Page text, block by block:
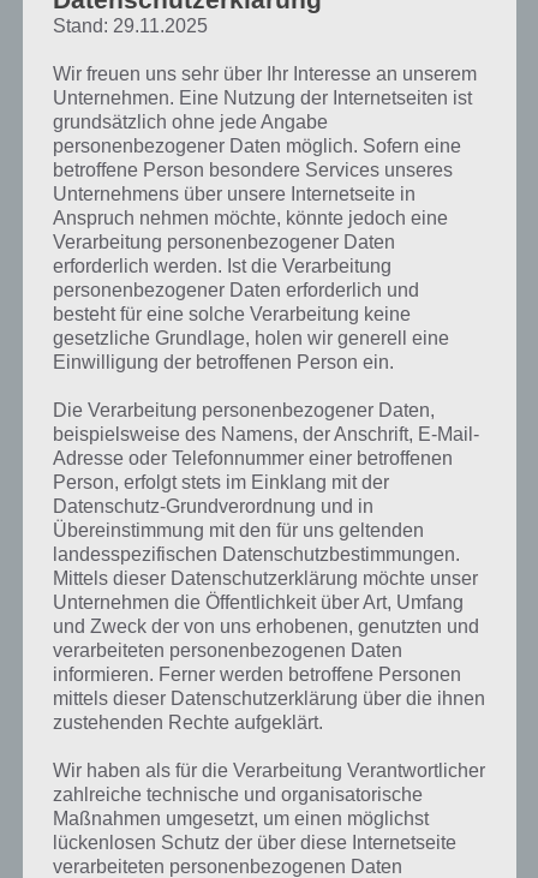
Codycross Lösung Gruppe 20 – Rätsel 3
Gruppe 20 – Rätsel 3 – Aufgaben Lösung
Deutscher Begriff für Make-up SCHMINKE
Gerät zum Steuern von Computerspielen JOYSTICK
Große Vielfalt Palette SPEKTRUM
Durcheinander Kuddelmuddel
Straßensperre bei Demonstrationen BLOCKADE
Hauptfigur und Erzähler in How i Met Your
Mother)
Meeressäugetier mit schnabelförmiger
Schnauze
ENTENWAL
Sprachwissenschaftlicher Begriff Tempus ZEITFORM
Actionheld und Kung-Fu-Kämpfer (1940-1973)
Große Fasstrommel aus Ghana KPANLOGO
Comics
Römische Personifikation der Gerechtigkeit JUSTITIA
Mittäterschaft bei einer Straftat
Stand: 29.11.2025
Wir freuen uns sehr über Ihr Interesse an unserem
Unternehmen. Eine Nutzung der Internetseiten ist
grundsätzlich ohne jede Angabe
personenbezogener Daten möglich. Sofern eine
betroffene Person besondere Services unseres
Unternehmens über unsere Internetseite in
Anspruch nehmen möchte, könnte jedoch eine
Verarbeitung personenbezogener Daten
erforderlich werden. Ist die Verarbeitung
personenbezogener Daten erforderlich und
besteht für eine solche Verarbeitung keine
gesetzliche Grundlage, holen wir generell eine
Einwilligung der betroffenen Person ein.
Die Verarbeitung personenbezogener Daten,
beispielsweise des Namens, der Anschrift, E-Mail-
Adresse oder Telefonnummer einer betroffenen
Person, erfolgt stets im Einklang mit der
Datenschutz-Grundverordnung und in
Übereinstimmung mit den für uns geltenden
landesspezifischen Datenschutzbestimmungen.
Mittels dieser Datenschutzerklärung möchte unser
Unternehmen die Öffentlichkeit über Art, Umfang
und Zweck der von uns erhobenen, genutzten und
verarbeiteten personenbezogenen Daten
informieren. Ferner werden betroffene Personen
mittels dieser Datenschutzerklärung über die ihnen
zustehenden Rechte aufgeklärt.
Wir haben als für die Verarbeitung Verantwortlicher
zahlreiche technische und organisatorische
Maßnahmen umgesetzt, um einen möglichst
lückenlosen Schutz der über diese Internetseite
verarbeiteten personenbezogenen Daten